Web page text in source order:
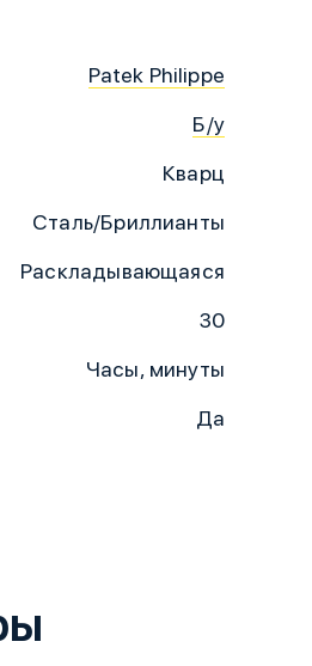
Patek Philippe
Б/у
Кварц
Сталь/Бриллианты
Раскладывающаяся
30
Часы, минуты
Да